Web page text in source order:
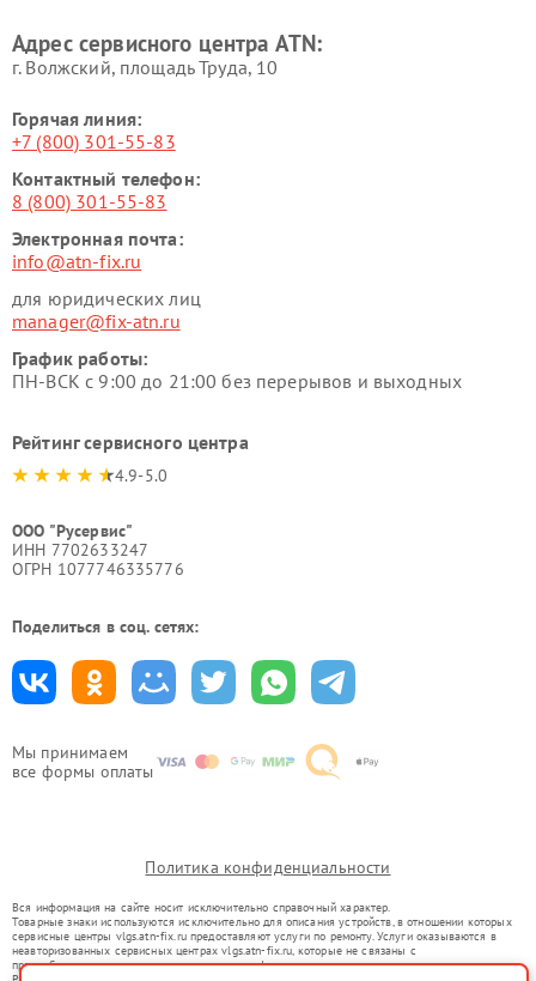
Мы принимаем
все формы оплаты
Адрес сервисного центра ATN:
г. Волжский, площадь Труда, 10
Горячая линия:
+7 (800) 301-55-83
Контактный телефон:
8 (800) 301-55-83
Электронная почта:
info@atn-fix.ru
для юридических лиц
manager@fix-atn.ru
График работы:
ПН-ВСК с 9:00 до 21:00 без перерывов и выходных
Рейтинг сервисного центра
4.9-5.0
ООО "Русервис"
ИНН 7702633247
ОГРН 1077746335776
Поделиться в соц. сетях:
Политика конфиденциальности
Вся информация на сайте носит исключительно справочный характер.
Товарные знаки используются исключительно для описания устройств, в отношении которых
сервисные центры vlgs.atn-fix.ru предоставляют услуги по ремонту. Услуги оказываются в
неавторизованных сервисных центрах vlgs.atn-fix.ru, которые не связаны с
правообладателями товарных знаков или их официальными представителями.